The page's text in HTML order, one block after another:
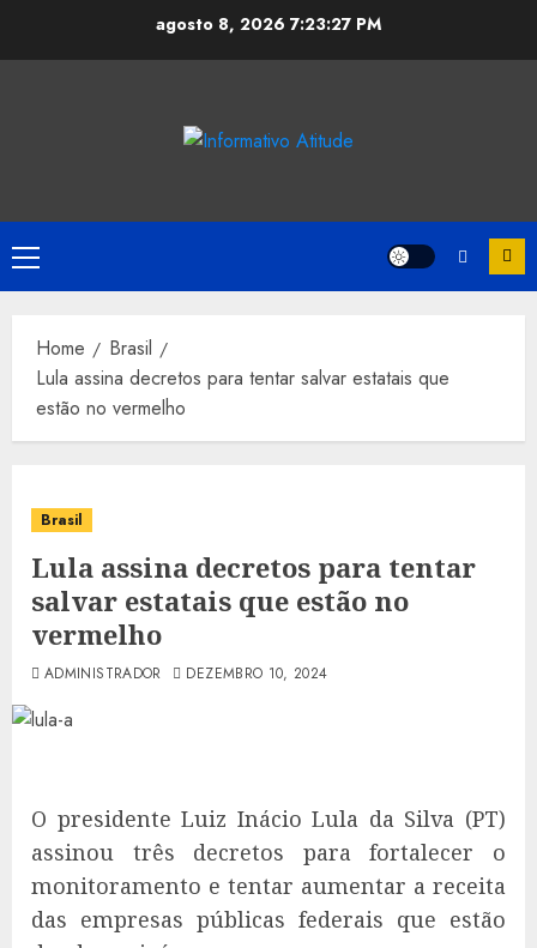
agosto 8, 2026 7:23:27 PM
Primary
Menu
Home
Brasil
Lula assina decretos para tentar salvar estatais que
estão no vermelho
Brasil
Lula assina decretos para tentar
salvar estatais que estão no
vermelho
ADMINISTRADOR DEZEMBRO 10, 2024
O presidente Luiz Inácio Lula da Silva (PT)
assinou três decretos para fortalecer o
monitoramento e tentar aumentar a receita
das empresas públicas federais que estão